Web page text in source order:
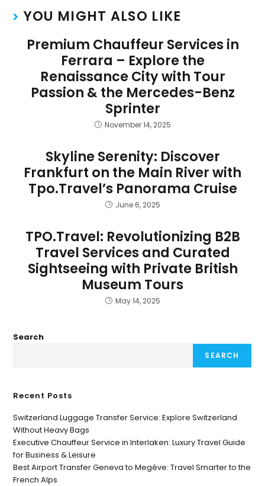
YOU MIGHT ALSO LIKE
Premium Chauffeur Services in
Ferrara – Explore the
Renaissance City with Tour
Passion & the Mercedes-Benz
Sprinter
November 14, 2025
Skyline Serenity: Discover
Frankfurt on the Main River with
Tpo.Travel’s Panorama Cruise
June 6, 2025
TPO.Travel: Revolutionizing B2B
Travel Services and Curated
Sightseeing with Private British
Museum Tours
May 14, 2025
Search
SEARCH
Recent Posts
Switzerland Luggage Transfer Service: Explore Switzerland
Without Heavy Bags
Executive Chauffeur Service in Interlaken: Luxury Travel Guide
for Business & Leisure
Best Airport Transfer Geneva to Megève: Travel Smarter to the
French Alps